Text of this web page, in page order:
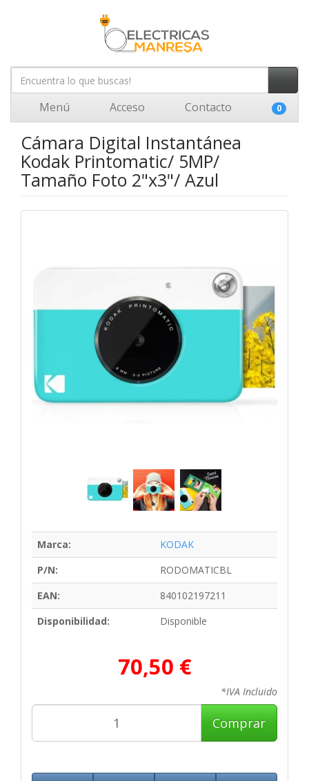
Menú Acceso Contacto 0
Cámara Digital Instantánea
Kodak Printomatic/ 5MP/
Tamaño Foto 2"x3"/ Azul
Marca:
KODAK
P/N:
RODOMATICBL
EAN:
840102197211
Disponibilidad:
Disponible
70,50 €
*IVA Incluido
Comprar